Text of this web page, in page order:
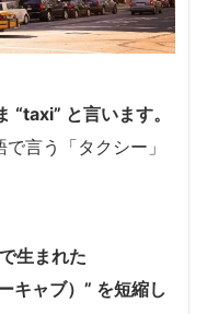
“taxi” と言います。
言う「タクシー」
生まれた
ャブ）” を短縮し